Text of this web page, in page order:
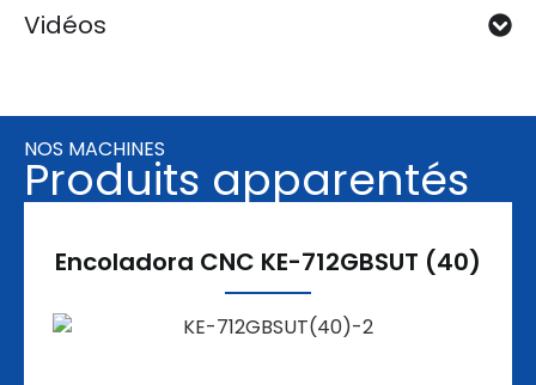
Vidéos
NOS MACHINES
Produits apparentés
Encoladora CNC KE-712GBSUT (40)